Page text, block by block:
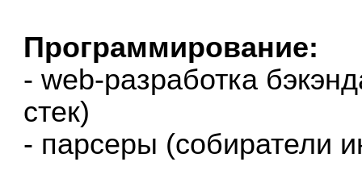
Программирование:
- web-разработка
стек)
- парсеры (собиратели